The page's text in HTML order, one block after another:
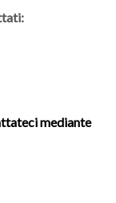
mediante